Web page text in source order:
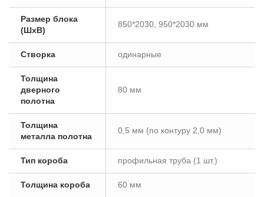
Размер блока
(ШxВ)
850*2030, 950*2030 мм
Створка одинарные
Толщина
дверного
полотна
80 мм
Толщина
металла полотна
0,5 мм (по контуру 2,0 мм)
Тип короба профильная труба (1 шт.)
Толщина короба 60 мм